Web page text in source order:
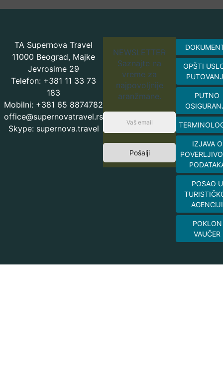
TA Supernova Travel
11000 Beograd, Majke
Jevrosime 29
Telefon: +381 11 33 73
183
Mobilni: +381 65 8874782
office@supernovatravel.rs
Skype: supernova.travel
NEWSLETTER
Saznajte na
vreme za
najpovoljnije
aranžmane.
Pošalji
OPŠTI
PUTNO
IZJAVA O
POSAO U
AGENCIJI
POKLON
VAUČER